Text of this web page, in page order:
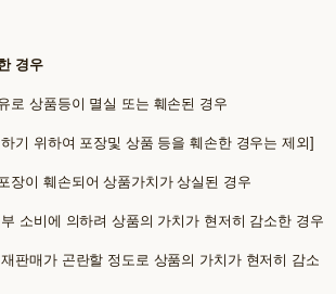
경우
로 상품등이 멸실 또는 훼손된 경우
기 위하여 포장및 상품 등을 훼손한 경우는 제외]
장이 훼손되어 상품가치가 상실된 경우
소비에 의하려 상품의 가치가 현저히 감소한 경우
판매가 곤란할 정도로 상품의 가치가 현저히 감소